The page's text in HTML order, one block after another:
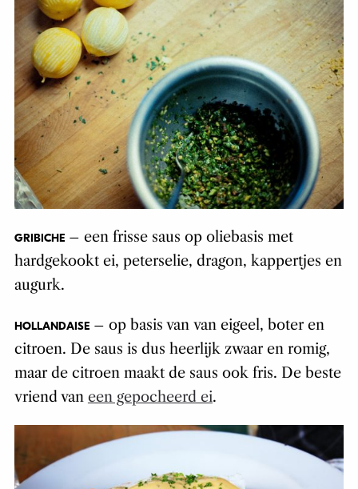
GRIBICHE– een frisse saus op oliebasis met
hardgekookt ei, peterselie, dragon, kappertjes en
augurk.
HOLLANDAISE– op basis van van eigeel, boter en
citroen. De saus is dus heerlijk zwaar en romig,
maar de citroen maakt de saus ook fris. De beste
vriend van een gepocheerd ei.